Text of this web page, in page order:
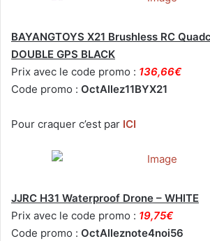
BAYANGTOYS X21 Brushless RC
DOUBLE GPS BLACK
Prix avec le code promo : 136,66€
Code promo : OctAllez11BYX21
Pour craquer c’est par ICI
JJRC H31 Waterproof Drone – WHITE
Prix avec le code promo : 19,75€
Code promo : OctAlleznote4noi56